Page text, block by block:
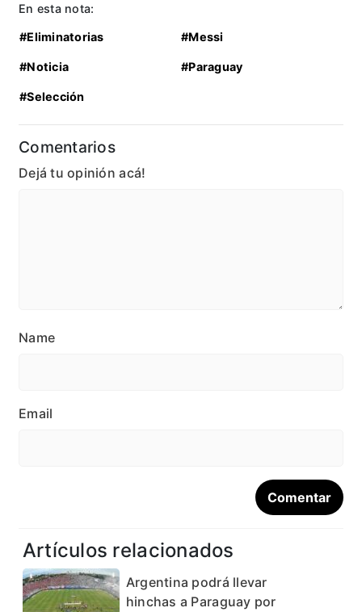
En esta nota:
#Eliminatorias #Messi
#Noticia #Paraguay
#Selección
Comentarios
Dejá tu opinión acá!
Name
Email
Artículos relacionados
Argentina podrá llevar
hinchas a Paraguay por